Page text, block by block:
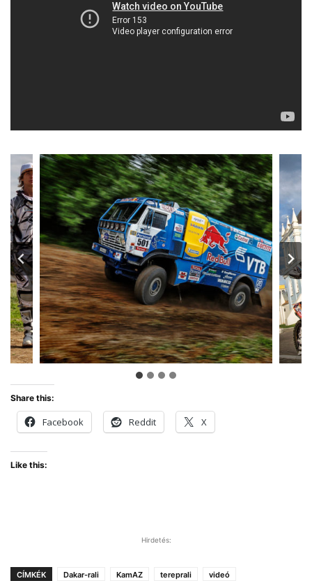
Share this:
Facebook Reddit X
Like this:
Hirdetés:
CÍMKÉK Dakar-rali KamAZ tereprali videó